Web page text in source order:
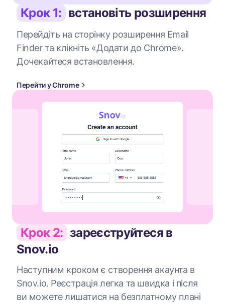
Крок 1: встановіть розширення
Перейдіть на сторінку розширення Email
Finder та клікніть «Додати до Chrome».
Дочекайтеся встановлення.
Перейти у Chrome
Крок 2: зареєструйтеся в
Snov.io
Наступним кроком є створення акаунта в
Snov.io. Реєстрація легка та швидка і після
ви можете лишатися на безплатному плані